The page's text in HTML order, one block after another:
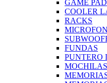
GAME PAD
COOLER
RACKS
FUNDAS
PUNTERO
MOCHILAS